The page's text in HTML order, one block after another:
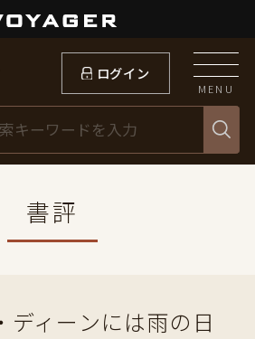
ログイン
MENU
書評
ディーンには雨の日